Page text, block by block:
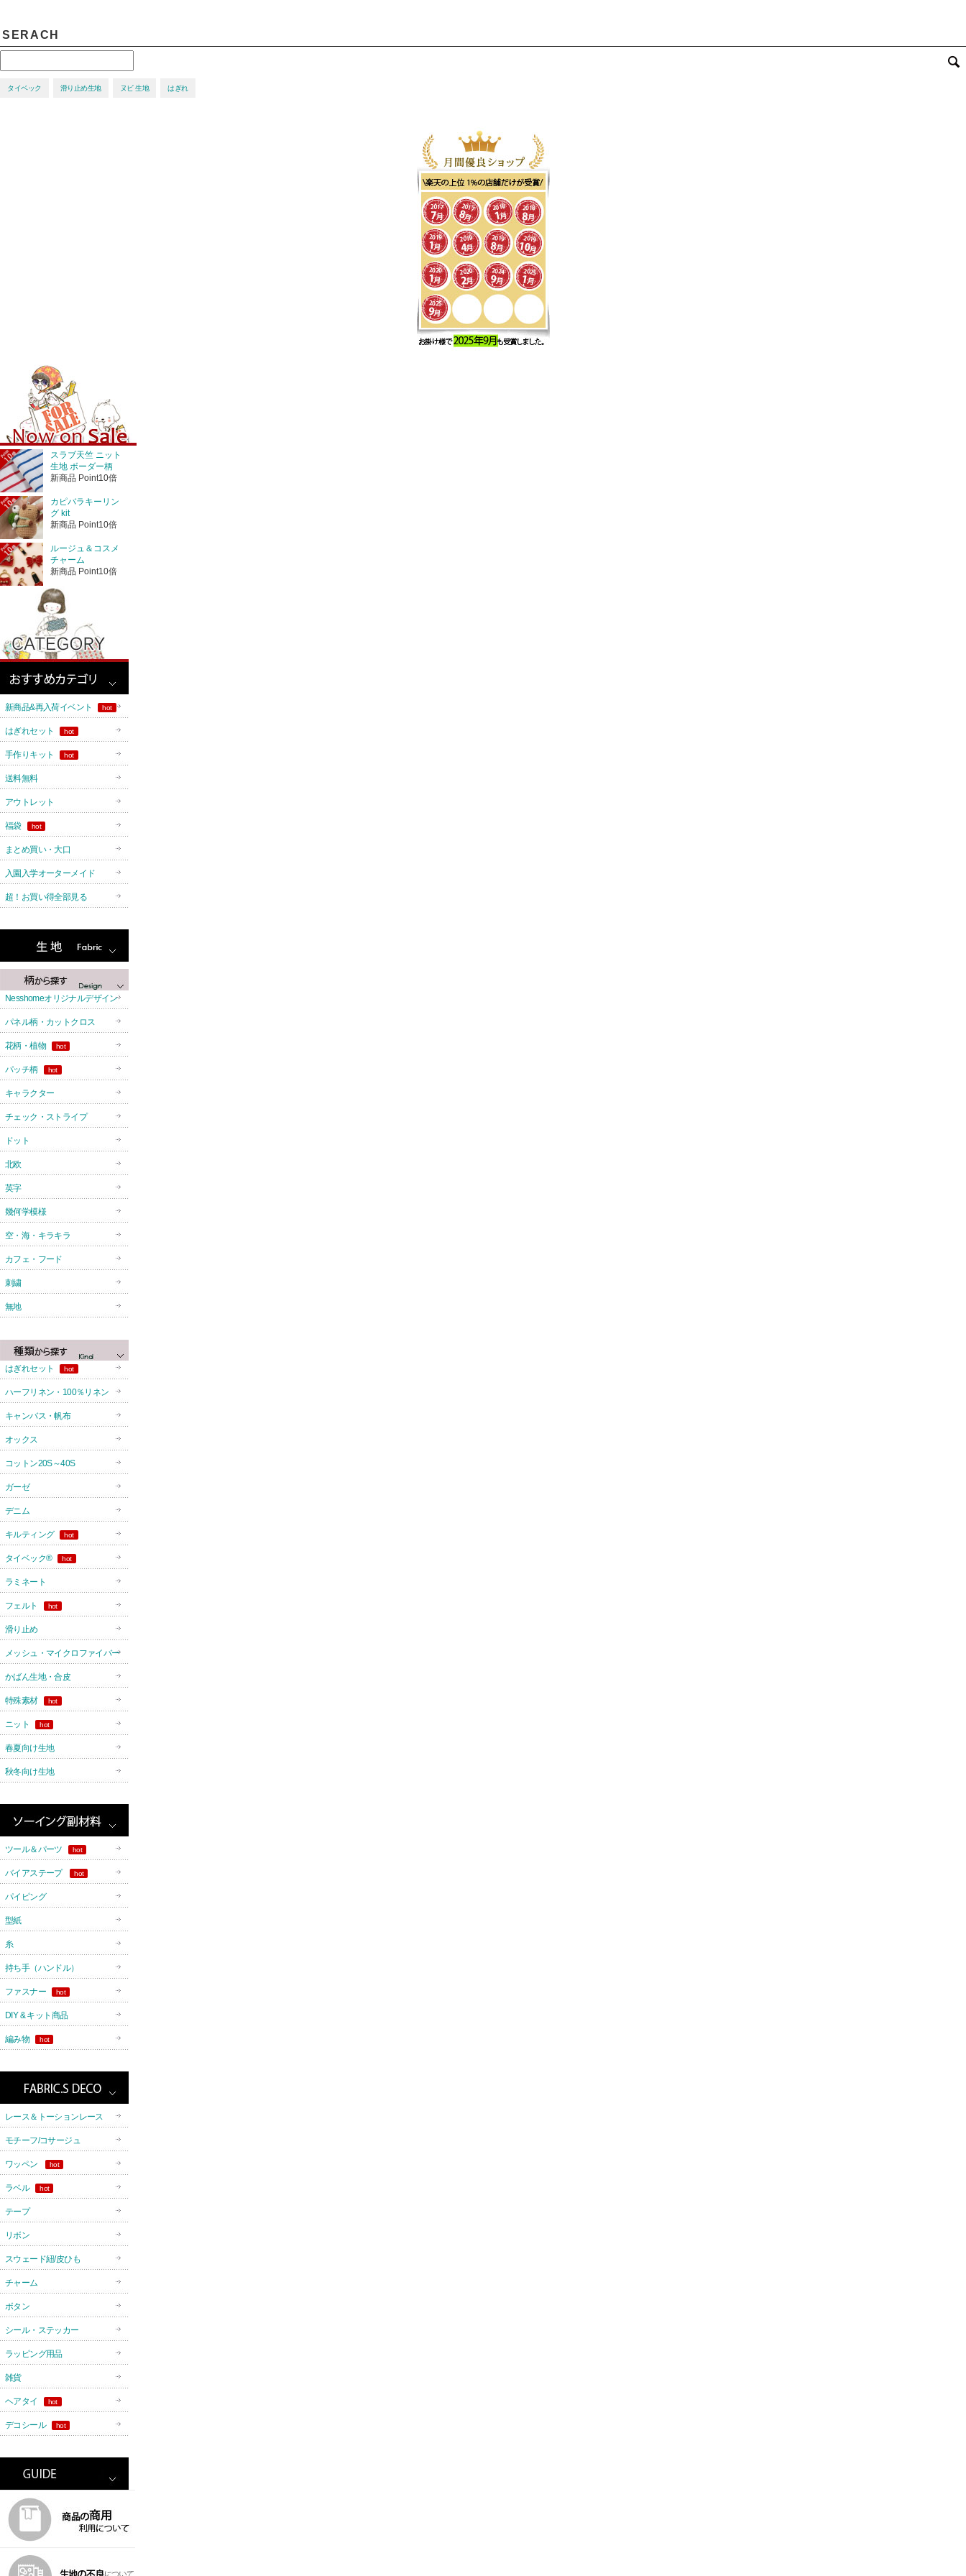
SERACH
タイベック 滑り止め生地 ヌビ 生地 はぎれ
スラブ天竺 ニット
生地 ボーダー柄
新商品 Point10倍
カピバラキーリン
グ kit
新商品 Point10倍
ルージュ＆コスメ
チャーム
新商品 Point10倍
新商品&再入荷イベント hot
はぎれセット hot
手作りキット hot
送料無料
アウトレット
福袋 hot
まとめ買い・大口
入園入学オーターメイド
超！お買い得全部見る
Nesshomeオリジナルデザイン
パネル柄・カットクロス
花柄・植物 hot
パッチ柄 hot
キャラクター
チェック・ストライプ
ドット
北欧
英字
幾何学模様
空・海・キラキラ
カフェ・フード
刺繍
無地
はぎれセット hot
ハーフリネン・100％リネン
キャンバス・帆布
オックス
コットン20S～40S
ガーゼ
デニム
キルティング hot
タイベック® hot
ラミネート
フェルト hot
滑り止め
メッシュ・マイクロファイバー
かばん生地・合皮
特殊素材 hot
ニット hot
春夏向け生地
秋冬向け生地
ツール＆パーツ hot
バイアステープ hot
パイピング
型紙
糸
持ち手（ハンドル）
ファスナー hot
DIY & キット商品
編み物 hot
レース＆トーションレース
モチーフ/コサージュ
ワッペン hot
ラベル hot
テープ
リボン
スウェード紐/皮ひも
チャーム
ボタン
シール・ステッカー
ラッピング用品
雑貨
ヘアタイ hot
デコシール hot